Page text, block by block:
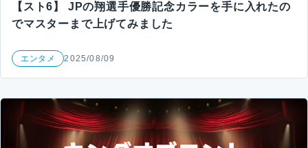
【スト6】 JPの翔選手優勝記念カラーを手に入れたの
でマスターまで上げてみました
エンタメ 2025/08/09